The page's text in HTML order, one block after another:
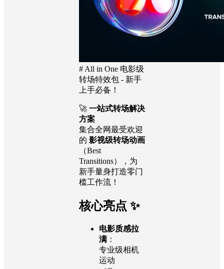
# All in One 电影级
转场特效包 - 新手
上手必备！
🚀 一站式转场解决
方案
集合全网最受欢迎
的 影视级转场动画
（Best
Transitions），为
新手量身打造零门
槛工作流！
核心亮点 ✨
电影质感拉
满 ：
专业级相机
运动